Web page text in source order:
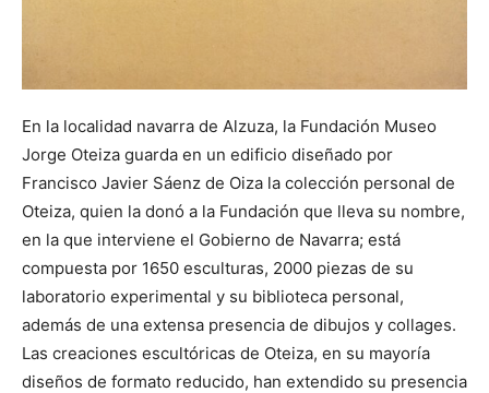
En la localidad navarra de Alzuza, la Fundación Museo
Jorge Oteiza guarda en un edificio diseñado por
Francisco Javier Sáenz de Oiza la colección personal de
Oteiza, quien la donó a la Fundación que lleva su nombre,
en la que interviene el Gobierno de Navarra; está
compuesta por 1650 esculturas, 2000 piezas de su
laboratorio experimental y su biblioteca personal,
además de una extensa presencia de dibujos y collages.
Las creaciones escultóricas de Oteiza, en su mayoría
diseños de formato reducido, han extendido su presencia